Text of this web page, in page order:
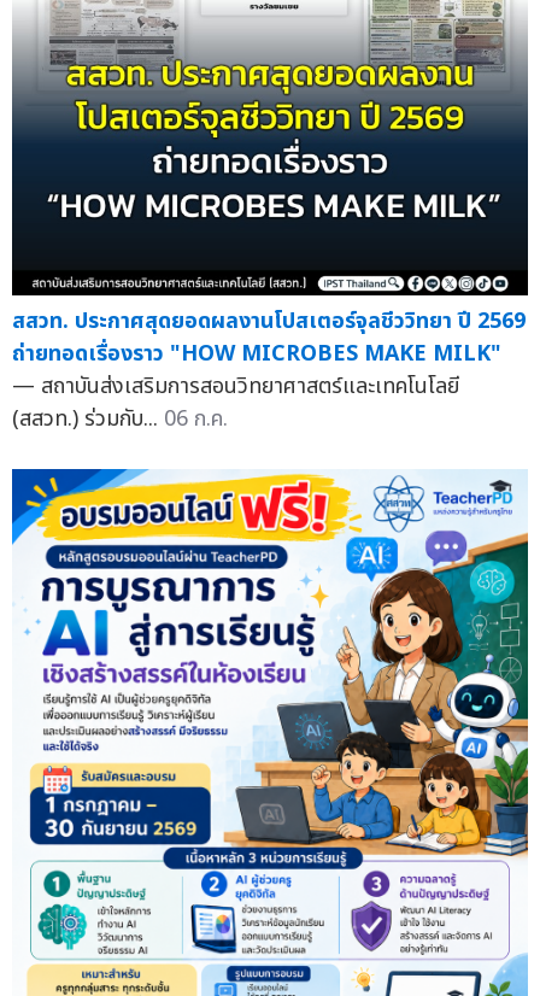
สสวท. ประกาศสุดยอดผลงานโปสเตอร์จุลชีววิทยา ปี 2569
ถ่ายทอดเรื่องราว "HOW MICROBES MAKE MILK"
— สถาบันส่งเสริมการสอนวิทยาศาสตร์และเทคโนโลยี
(สสวท.) ร่วมกับ... 06 ก.ค.